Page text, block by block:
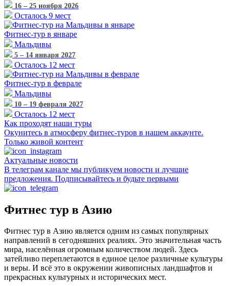
16 – 25 ноября 2026
Осталось 9 мест
Фитнес-тур в январе
Мальдивы
5 – 14 января 2027
Осталось 12 мест
Фитнес-тур в феврале
Мальдивы
10 – 19 февраля 2027
Осталось 12 мест
Как проходят наши туры
Окунитесь в атмосферу фитнес-туров в нашем аккаунте.
Только живой контент
Актуальные новости
В телеграм канале мы публикуем новости и лучшие
предложения. Подписывайтесь и будьте первыми
Фитнес тур в Азию
Фитнес тур в Азию является одним из самых популярных
направлений в сегодняшних реалиях. Это значительная часть
мира, населённая огромным количеством людей. Здесь
затейливо переплетаются в единое целое различные культуры
и веры. И всё это в окружении живописных ландшафтов и
прекрасных культурных и исторических мест.